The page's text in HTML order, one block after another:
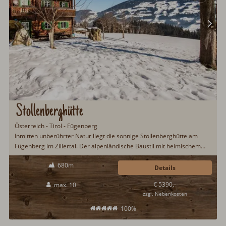
Stollenberghütte
Österreich - Tirol - Fügenberg
Inmitten unberührter Natur liegt die sonnige Stollenberghütte am
Fügenberg im Zillertal. Der alpenländische Baustil mit heimischem
Altholz lädt ein zu einem erlebnisreichen Hüttenurlaub im Zillertal.
Eine urige Bauernstube mit Kachelofen, ein alter Holzherd sowie eine
Infrarotkabine lassen keine Urlaubswünsche offen...
680m
max. 10
100%
€ 5390,-
zzgl. Nebenkosten
Details